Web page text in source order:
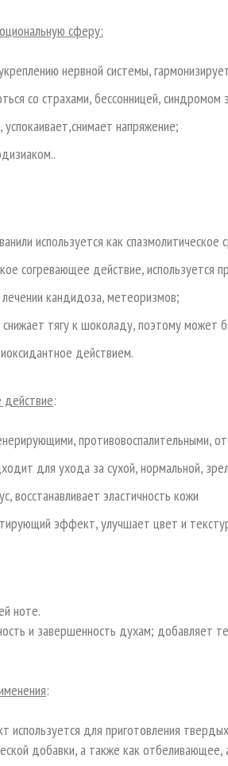
сферу:
нервной системы,
со страхами, бессонницей, синдромом
снимает напряжение;
.
используется как
согревающее действие, используется
кандидоза, метеоризмов;
снижает тягу к шоколаду, поэтому может
действием.
действие:
противовоспалительными,
для ухода за сухой, нормальной,
восстанавливает эластичность кожи
эффект, улучшает цвет и
ноте.
и завершенность духам; добавляет
:
используется для приготовления
добавки, а также как